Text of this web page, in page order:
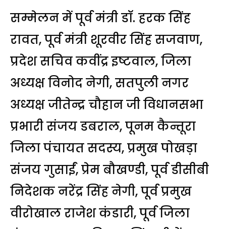
सम्मेलन में पूर्व मंत्री डॉ. हरक सिंह
रावत, पूर्व मंत्री शूरवीर सिंह सजवाण,
प्रदेश सचिव कवींद्र इष्टवाल, जिला
अध्यक्ष विनोद नेगी, सतपुली नगर
अध्यक्ष जीतेन्द्र चौहान जी विधानसभा
प्रभारी संजय डबराल, पूनम कैन्तूरा
जिला पंचायत सदस्य, प्रमुख पोखड़ा
संजय गुसाईं, प्रेम बौखण्डी, पूर्व डीसीबी
निदेशक नरेंद्र सिंह नेगी, पूर्व प्रमुख
वीरोखाल राजेश कंडारी, पूर्व जिला